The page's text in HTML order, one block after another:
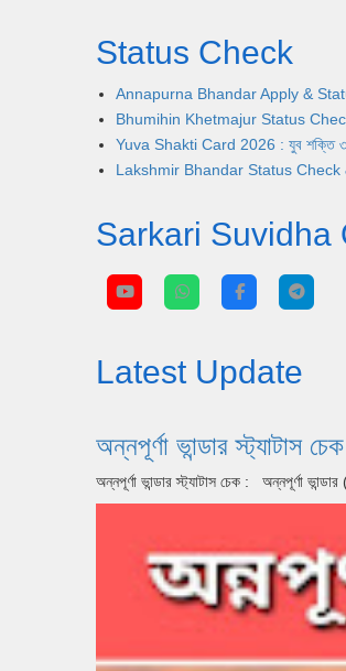
Status Check
Annapurna Bhandar Apply & Status
Bhumihin Khetmajur Status Check
Yuva Shakti Card 2026 : যুব শক্তি
Lakshmir Bhandar Status Check &
Sarkari Suvidha
Latest Update
অন্নপূর্ণা ভান্ডার
অন্নপূর্ণা ভান্ডার স্ট্যাটাস চেক : অন্নপূর্ণা